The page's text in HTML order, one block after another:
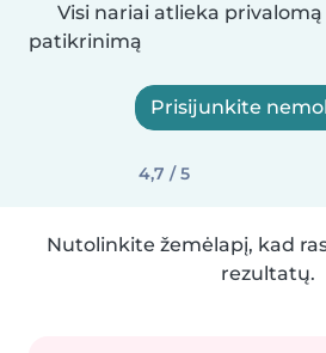
Visi nariai atlieka
patikrinimą
Prisijunkite
4,7 / 5
Nutolinkite žemėlapį, kad
rezultatų.